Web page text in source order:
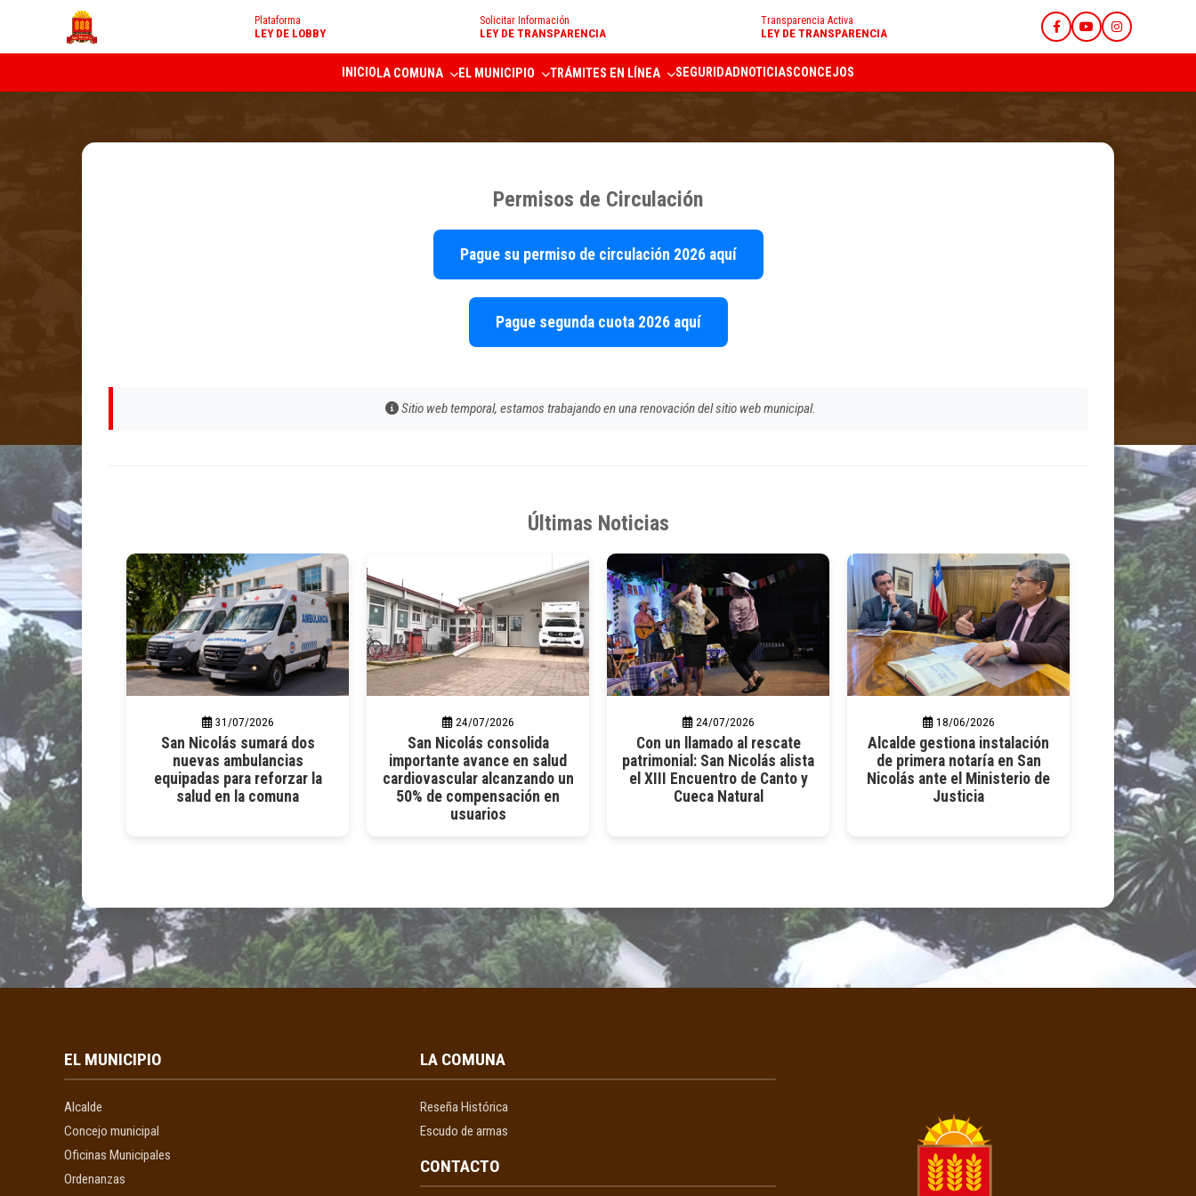
Plataforma
LEY DE LOBBY
Solicitar Información
LEY DE TRANSPARENCIA
Transparencia Activa
LEY DE TRANSPARENCIA
INICIO LA COMUNA EL MUNICIPIO TRÁMITES EN LÍNEA SEGURIDAD NOTICIASCONCEJOS
Permisos de Circulación
Pague su permiso de circulación 2026 aquí
Pague segunda cuota 2026 aquí
Sitio web temporal, estamos trabajando en una renovación del sitio web municipal.
Últimas Noticias
31/07/2026
San Nicolás sumará dos
nuevas ambulancias
equipadas para reforzar la
salud en la comuna
24/07/2026
San Nicolás consolida
importante avance en salud
cardiovascular alcanzando un
50% de compensación en
usuarios
24/07/2026
Con un llamado al rescate
patrimonial: San Nicolás alista
el XIII Encuentro de Canto y
Cueca Natural
18/06/2026
Alcalde gestiona instalación
de primera notaría en San
Nicolás ante el Ministerio de
Justicia
EL MUNICIPIO
Alcalde
Concejo municipal
Oficinas Municipales
Ordenanzas
LA COMUNA
Reseña Histórica
Escudo de armas
CONTACTO